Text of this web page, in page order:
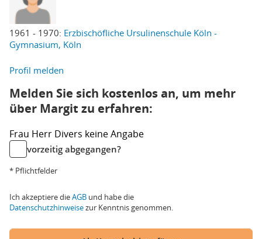
1961 - 1970: Erzbischöfliche Ursulinenschule Köln -
Gymnasium, Köln
Profil melden
Melden Sie sich kostenlos an, um mehr
über Margit zu erfahren:
Frau Herr Divers keine Angabe
vorzeitig abgegangen?
* Pflichtfelder
Ich akzeptiere dieAGB und habe die
Datenschutzhinweisezur Kenntnis genommen.